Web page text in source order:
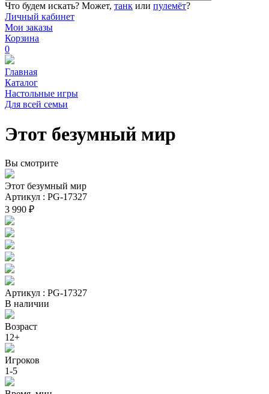
Что будем искать? Может, танк или пулемёт?
Личный кабинет
Мои заказы
Корзина
0
Главная
Каталог
Настольные игры
Для всей семьи
Этот безумный мир
Вы смотрите
Этот безумный мир
Артикул : PG-17327
3 990 ₽
Артикул : PG-17327
В наличии
Возраст
12+
Игроков
1-5